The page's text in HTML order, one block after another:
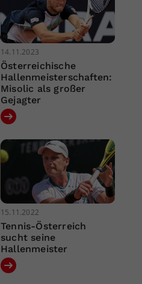
14.11.2023
Österreichische
Hallenmeisterschaften:
Misolic als großer
Gejagter
15.11.2022
Tennis-Österreich
sucht seine
Hallenmeister